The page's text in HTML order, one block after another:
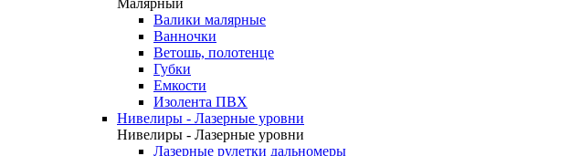
Малярный
Валики малярные
Ванночки
Ветошь, полотенце
Губки
Емкости
Изолента ПВХ
Нивелиры - Лазерные уровни
Нивелиры - Лазерные уровни
Лазерные рулетки дальномеры